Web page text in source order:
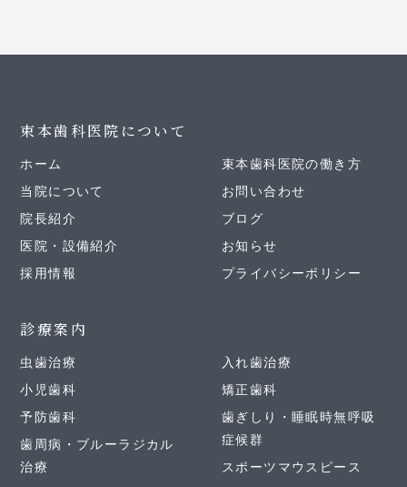
束本歯科医院について
ホーム
当院について
院長紹介
医院・設備紹介
採用情報
束本歯科医院の働き方
お問い合わせ
ブログ
お知らせ
プライバシーポリシー
診療案内
虫歯治療
小児歯科
予防歯科
歯周病・ブルーラジカル
治療
入れ歯治療
矯正歯科
歯ぎしり・睡眠時無呼吸
症候群
スポーツマウスピース